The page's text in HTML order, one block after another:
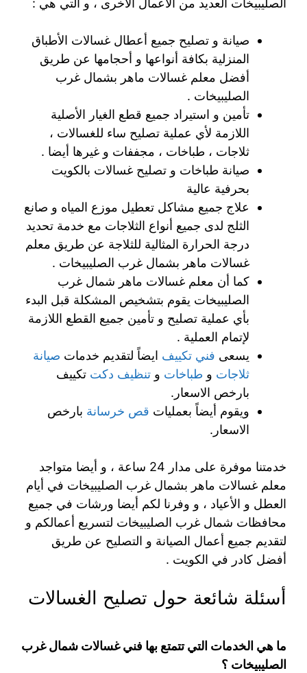
صيانة و تصليح جميع أعطال غسالات الأطباق
المنزلية بكافة أنواعها و أحجامها عن طريق
أفضل معلم غسالات ماهر بشمال غرب
الصليبيخات .
تأمين و استيراد جميع قطع الغيار الأصلية
اللازمة لأي عملية تصليح ساء للغسالات ،
ثلاجات ، طباخات ، مجففات و غيرها أيضا .
صيانة طباخات و تصليح غسالات بالكويت
بحرفية عالية
علاج جميع مشاكل تعطيل موزع المياه و صانع
الثلج لدى جميع أنواع الثلاجات مع خدمة تحديد
درجة الحرارة المثالية للثلاجة عن طريق معلم
غسالات ماهر بشمال غرب الصليبيخات .
كما أن معلم غسالات ماهر شمال غرب
الصليبيخات يقوم بتشخيص المشكلة قبل البدء
بأي عملية تصليح و تأمين جميع القطع اللازمة
لإتمام العملية .
يسعى فني تكييف ايضاً لتقديم خدمات صيانة
ثلاجات و طباخات و تنظيف دكت تكييف
بارخص الاسعار.
ويقوم أيضاً بعمليات قص خرسانة بارخص
الاسعار.
خدمتنا موفرة على مدار 24 ساعة ، و أيضا متواجد
معلم غسالات ماهر بشمال غرب الصليبيخات في أيام
العطل و الأعياد ، و وفرنا لكم أيضا ورشات في جميع
محافظات شمال غرب الصليبيخات لتسريع أعمالكم و
لتقديم جميع أعمال الصيانة و التصليح عن طريق
أفضل كادر في الكويت .
أسئلة شائعة حول تصليح الغسالات
ما هي الخدمات التي تتمتع بها فني غسالات شمال غرب
الصليبيخات ؟